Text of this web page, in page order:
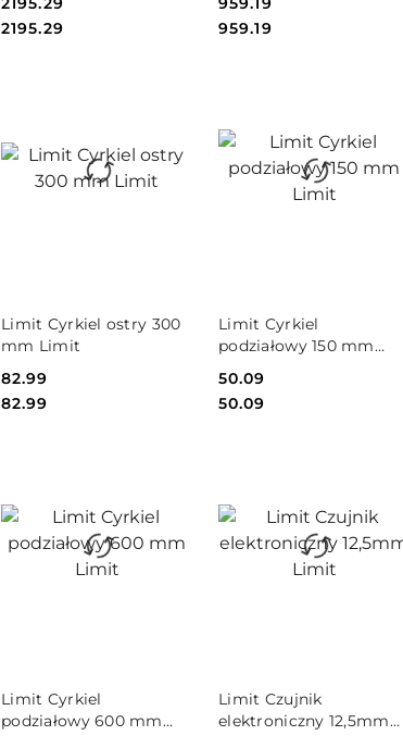
Cena:
2195.29 Cena:
959.19
Limit Cyrkiel ostry 300
mm Limit
Cena:
82.99
Cena:
82.99
DO KOSZYKA
Limit Cyrkiel
podziałowy 150 mm
Cena:
50.09
Cena:
50.09
DO KOSZYKA
Limit Cyrkiel
podziałowy 600 mm
DO KOSZYKA
Limit Czujnik
elektroniczny 12,5mm
DO KOSZYKA